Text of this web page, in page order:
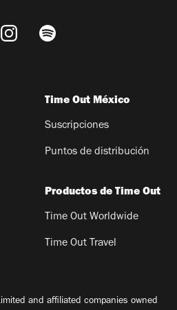
Time Out México
Suscripciones
Puntos de distribución
Productos de Time Out
Time Out Worldwide
Time Out Travel
and affiliated companies owned